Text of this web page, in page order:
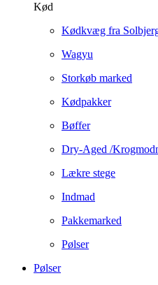
Kød
Kødkvæg fra
Wagyu
Storkøb marked
Kødpakker
Bøffer
Dry-Aged /
Lækre stege
Indmad
Pakkemarked
Pølser
Pølser